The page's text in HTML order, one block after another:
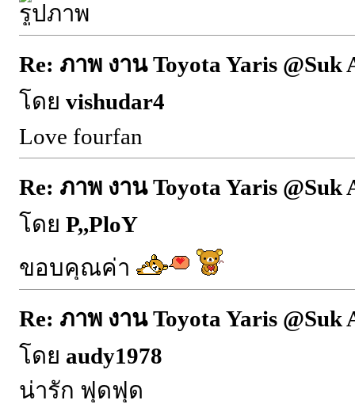
Re: ภาพ งาน Toyota Yaris
โดย vishudar4
Love fourfan
Re: ภาพ งาน Toyota Yaris
โดย P,,PloY
ขอบคุณค่า
Re: ภาพ งาน Toyota Yaris
โดย audy1978
น่ารัก ฟุดฟุด